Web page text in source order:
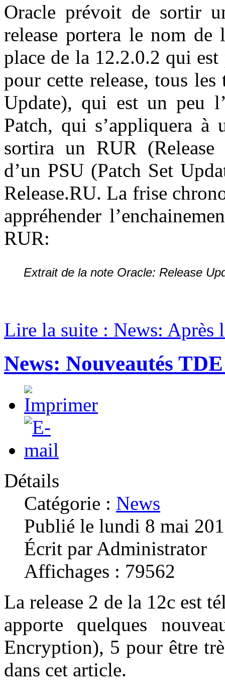
Oracle prévoit de sortir
release portera le nom de
place de la 12.2.0.2 qui
pour cette release, tous
Update), qui est un peu
Patch, qui s’appliquera à
sortira un RUR (Release
d’un PSU (Patch Set
Release.RU. La frise
appréhender
RUR:
Extrait de la note Oracle: Release
Lire la suite : News: Après
News: Nouveautés
Détails
Catégorie : News
Publié le lundi 8 mai
Écrit par Administrator
Affichages : 79562
La release 2 de la 12c est
apporte quelques
Encryption), 5 pour être
dans cet article.